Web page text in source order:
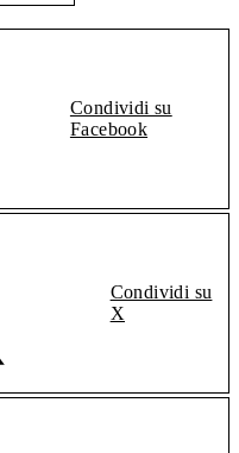
Condividi su
Facebook
Condividi su
X